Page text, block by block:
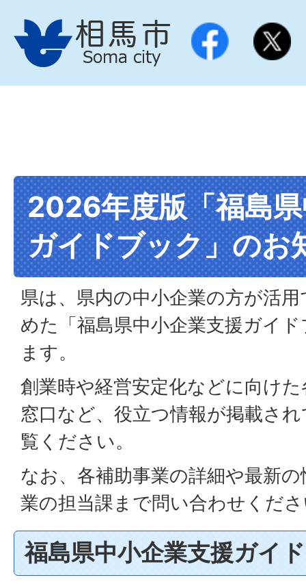
2026年度版「福島
ガイドブック」のお
県は、県内の中小企業の方が活
めた「福島県中小企業支援ガイ
ます。
創業時や経営安定化などに向け
窓口など、役立つ情報が掲載さ
覧ください。
なお、各補助事業の詳細や最新
業の担当課まで問い合わせくだ
福島県中小企業支援ガイ